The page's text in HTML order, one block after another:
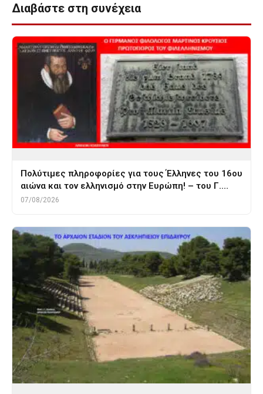
Διαβάστε στη συνέχεια
Πολύτιμες πληροφορίες για τους Έλληνες του 16ου
αιώνα και τον ελληνισμό στην Ευρώπη! – του Γ.…
07/08/2026